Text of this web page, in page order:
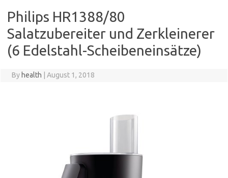
Philips HR1388/80
Salatzubereiter und Zerkleinerer
(6 Edelstahl-Scheibeneinsätze)
By health August 1, 2018